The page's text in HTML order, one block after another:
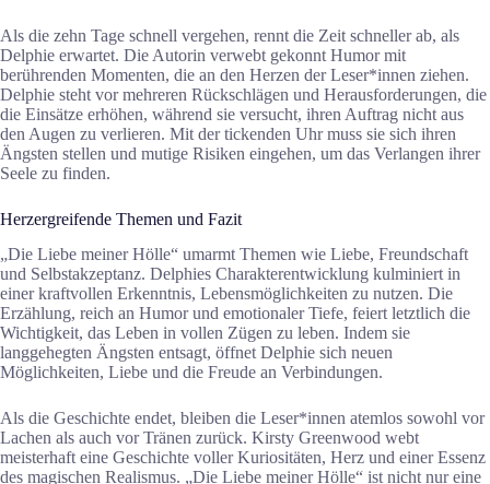
Als die zehn Tage schnell vergehen, rennt die Zeit schneller ab, als
Delphie erwartet. Die Autorin verwebt gekonnt Humor mit
berührenden Momenten, die an den Herzen der Leser*innen ziehen.
Delphie steht vor mehreren Rückschlägen und Herausforderungen, die
die Einsätze erhöhen, während sie versucht, ihren Auftrag nicht aus
den Augen zu verlieren. Mit der tickenden Uhr muss sie sich ihren
Ängsten stellen und mutige Risiken eingehen, um das Verlangen ihrer
Seele zu finden.
Herzergreifende Themen und Fazit
„Die Liebe meiner Hölle“ umarmt Themen wie Liebe, Freundschaft
und Selbstakzeptanz. Delphies Charakterentwicklung kulminiert in
einer kraftvollen Erkenntnis, Lebensmöglichkeiten zu nutzen. Die
Erzählung, reich an Humor und emotionaler Tiefe, feiert letztlich die
Wichtigkeit, das Leben in vollen Zügen zu leben. Indem sie
langgehegten Ängsten entsagt, öffnet Delphie sich neuen
Möglichkeiten, Liebe und die Freude an Verbindungen.
Als die Geschichte endet, bleiben die Leser*innen atemlos sowohl vor
Lachen als auch vor Tränen zurück. Kirsty Greenwood webt
meisterhaft eine Geschichte voller Kuriositäten, Herz und einer Essenz
des magischen Realismus. „Die Liebe meiner Hölle“ ist nicht nur eine